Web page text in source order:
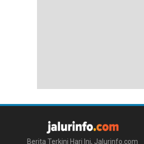
Berita Terkini Hari Ini, Jalurinfo.com